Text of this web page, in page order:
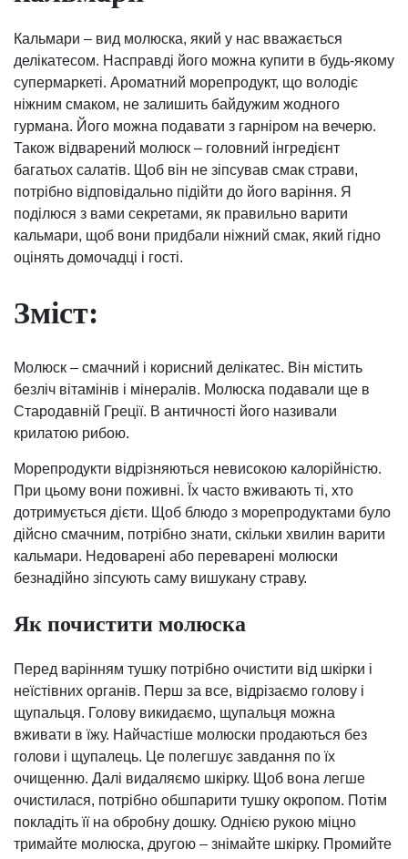
Кальмари – вид молюска, який у нас вважається
делікатесом. Насправді його можна купити в будь-якому
супермаркеті. Ароматний морепродукт, що володіє
ніжним смаком, не залишить байдужим жодного
гурмана. Його можна подавати з гарніром на вечерю.
Також відварений молюск – головний інгредієнт
багатьох салатів. Щоб він не зіпсував смак страви,
потрібно відповідально підійти до його варіння. Я
поділюся з вами секретами, як правильно варити
кальмари, щоб вони придбали ніжний смак, який гідно
оцінять домочадці і гості.
Зміст:
Молюск – смачний і корисний делікатес. Він містить
безліч вітамінів і мінералів. Молюска подавали ще в
Стародавній Греції. В античності його називали
крилатою рибою.
Морепродукти відрізняються невисокою калорійністю.
При цьому вони поживні. Їх часто вживають ті, хто
дотримується дієти. Щоб блюдо з морепродуктами було
дійсно смачним, потрібно знати, скільки хвилин варити
кальмари. Недоварені або переварені молюски
безнадійно зіпсують саму вишукану страву.
Як почистити молюска
Перед варінням тушку потрібно очистити від шкірки і
неїстівних органів. Перш за все, відрізаємо голову і
щупальця. Голову викидаємо, щупальця можна
вживати в їжу. Найчастіше молюски продаються без
голови і щупалець. Це полегшує завдання по їх
очищенню. Далі видаляємо шкірку. Щоб вона легше
очистилася, потрібно обшпарити тушку окропом. Потім
покладіть її на обробну дошку. Однією рукою міцно
тримайте молюска, другою – знімайте шкірку. Промийте